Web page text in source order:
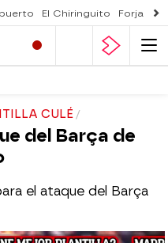
El Chiringuito Forjado
CULÉ
del Barça de
el ataque del Barça